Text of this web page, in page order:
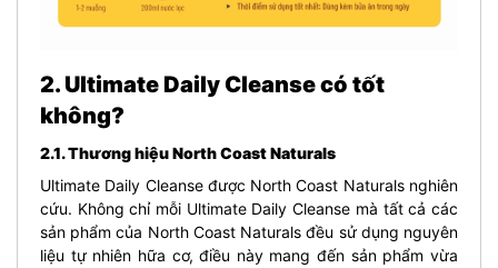
2. Ultimate Daily Cleanse có tốt
không?
2.1. Thương hiệu North Coast Naturals
Ultimate Daily Cleanse được North Coast Naturals nghiên
cứu. Không chỉ mỗi Ultimate Daily Cleanse mà tất cả các
sản phẩm của North Coast Naturals đều sử dụng nguyên
liệu tự nhiên hữa cơ, điều này mang đến sản phẩm vừa